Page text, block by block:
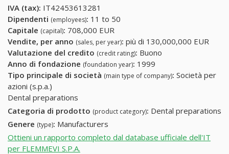
IVA (tax): IT42453613281
Dipendenti (employees): 11 to 50
Capitale (capital): 708,000 EUR
Vendite, per anno (sales, per year): più di 130,000,000 EUR
Valutazione del credito (credit rating): Buono
Anno di fondazione (foundation year): 1999
Tipo principale di società (main type of company): Società per
azioni (s.p.a.)
Dental preparations
Categoria di prodotto (product category): Dental preparations
Genere (type): Manufacturers
Ottieni un rapporto completo dal database ufficiale dell'IT
per FLEMMEVI S.P.A.